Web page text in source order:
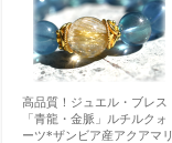
高品質！ジュエル・ブレス
「青龍・金脈」ルチルクォ
ーツ*ザンビア産アクアマリ